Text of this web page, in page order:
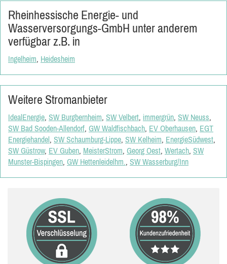
Rheinhessische Energie- und
Wasserversorgungs-GmbH unter anderem
verfügbar z.B. in
Ingelheim, Heidesheim
Weitere Stromanbieter
IdealEnergie, SW Burgbernheim, SW Velbert, immergrün, SW Neuss,
SW Bad Sooden-Allendorf, GW Waldfischbach, EV Oberhausen, EGT
Energiehandel, SW Schaumburg-Lippe, SW Kelheim, EnergieSüdwest,
SW Güstrow, EV Guben, MeisterStrom, Georg Oest, Wertach, SW
Munster-Bispingen, GW Hettenleidelhm., SW Wasserburg/Inn